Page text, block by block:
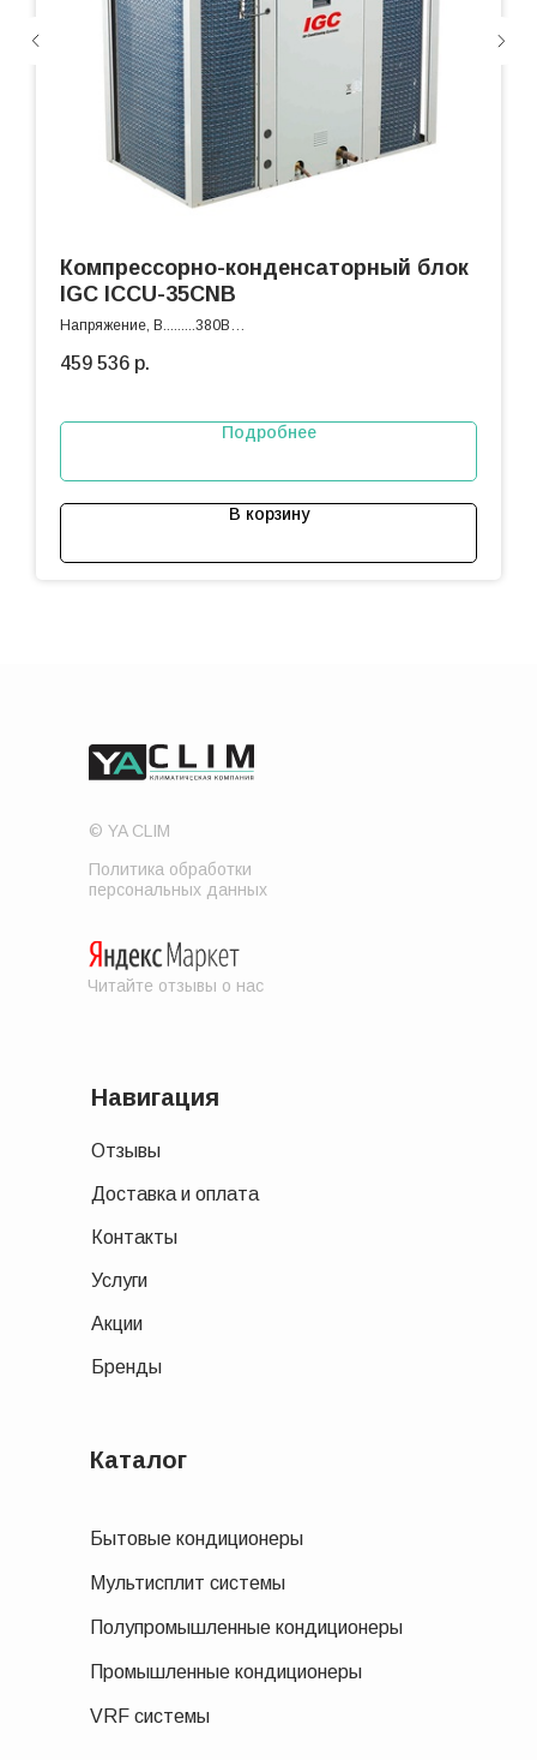
Компрессорно-конденсаторный блок
IGC ICCU-35CNB
Напряжение, В.........380В
459 536 р.
Подробнее
В корзину
Навигация
Доставка и оплата
Отзывы
Контакты
Услуги
Акции
Бренды
Каталог
Бытовые кондиционеры
Мультисплит системы
Полупромышленные кондиционеры
Промышленные кондиционеры
VRF системы
© YA CLIM
Политика обработки
персональных данных
Читайте отзывы о нас